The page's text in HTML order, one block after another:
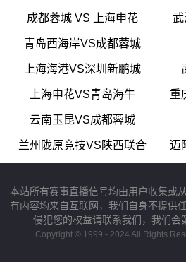
成都蓉城 VS 上海申花 武
青岛西海岸VS成都蓉城
上海海港VS深圳新鹏城
上海申花VS青岛海牛 重
云南玉昆VS成都蓉城
兰州陇原竞技VS陕西联合 迈
本站所有赛事直播信号均由用户收集或
有内容均来自互联网，我们自身不提供
侵犯您的权益请联系我们，我们会
Copyright © 1999 - 2024 All Rights